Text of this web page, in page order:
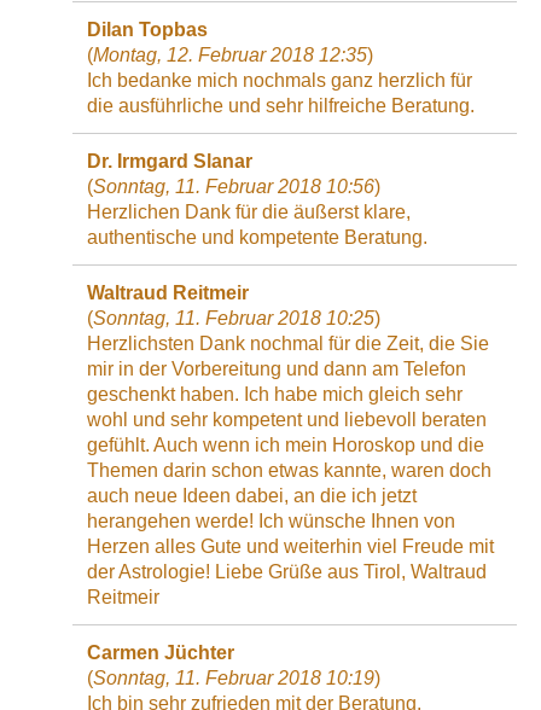
Dilan Topbas
(Montag, 12. Februar 2018 12:35)
Ich bedanke mich nochmals ganz herzlich für
die ausführliche und sehr hilfreiche Beratung.
Dr. Irmgard Slanar
(Sonntag, 11. Februar 2018 10:56)
Herzlichen Dank für die äußerst klare,
authentische und kompetente Beratung.
Waltraud Reitmeir
(Sonntag, 11. Februar 2018 10:25)
Herzlichsten Dank nochmal für die Zeit, die Sie
mir in der Vorbereitung und dann am Telefon
geschenkt haben. Ich habe mich gleich sehr
wohl und sehr kompetent und liebevoll beraten
gefühlt. Auch wenn ich mein Horoskop und die
Themen darin schon etwas kannte, waren doch
auch neue Ideen dabei, an die ich jetzt
herangehen werde! Ich wünsche Ihnen von
Herzen alles Gute und weiterhin viel Freude mit
der Astrologie! Liebe Grüße aus Tirol, Waltraud
Reitmeir
Carmen Jüchter
(Sonntag, 11. Februar 2018 10:19)
Ich bin sehr zufrieden mit der Beratung.